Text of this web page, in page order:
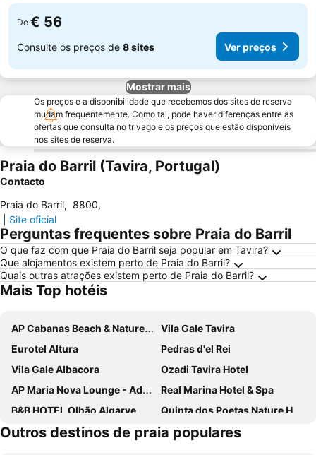
De € 56
Consulte os preços de 8 sites Ver preços
Mostrar mais
Os preços e a disponibilidade que recebemos dos sites de reserva
mudam frequentemente. Como tal, pode haver diferenças entre as
ofertas que consulta no trivago e os preços que estão disponíveis
nos sites de reserva.
Praia do Barril (Tavira, Portugal)
Contacto
Praia do Barril, 8800,
Site oficial
Perguntas frequentes sobre Praia do Barril
O que faz com que Praia do Barril seja popular em Tavira?
Que alojamentos existem perto de Praia do Barril?
Quais outras atrações existem perto de Praia do Barril?
Mais Top hotéis
AP Cabanas Beach & Nature - Adults Friendly
Vila Gale Tavira
Eurotel Altura
Pedras d'el Rei
Vila Gale Albacora
Ozadi Tavira Hotel
AP Maria Nova Lounge - Adults Friendly
Real Marina Hotel & Spa
B&B HOTEL Olhão Algarve
Quinta dos Poetas Nature Hotel & Apartments
Pousada Palacio Estoi
Ho Feng Mi Yueh Motel
Outros destinos de praia populares